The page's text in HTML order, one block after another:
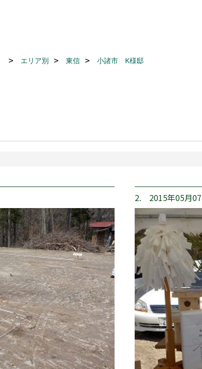
エリア別 東信 小諸市 K様邸
2. 2015年05月